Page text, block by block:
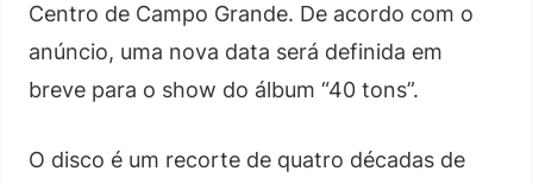
Centro de Campo Grande. De acordo com o
anúncio, uma nova data será definida em
breve para o show do álbum “40 tons”.
O disco é um recorte de quatro décadas de